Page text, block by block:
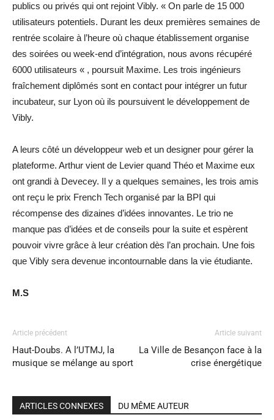
publics ou privés qui ont rejoint Vibly. « On parle de 15 000
utilisateurs potentiels. Durant les deux premières semaines de
rentrée scolaire à l’heure où chaque établissement organise
des soirées ou week-end d’intégration, nous avons récupéré
6000 utilisateurs « , poursuit Maxime. Les trois ingénieurs
fraîchement diplômés sont en contact pour intégrer un futur
incubateur, sur Lyon où ils poursuivent le développement de
Vibly.
A leurs côté un développeur web et un designer pour gérer la
plateforme. Arthur vient de Levier quand Théo et Maxime eux
ont grandi à Devecey. Il y a quelques semaines, les trois amis
ont reçu le prix French Tech organisé par la BPI qui
récompense des dizaines d’idées innovantes. Le trio ne
manque pas d’idées et de conseils pour la suite et espèrent
pouvoir vivre grâce à leur création dès l’an prochain. Une fois
que Vibly sera devenue incontournable dans la vie étudiante.
M.S
Article précédent
Haut-Doubs. A l’UTMJ, la
musique se mélange au sport
Article suivant
La Ville de Besançon face à la
crise énergétique
ARTICLES CONNEXES DU MÊME AUTEUR